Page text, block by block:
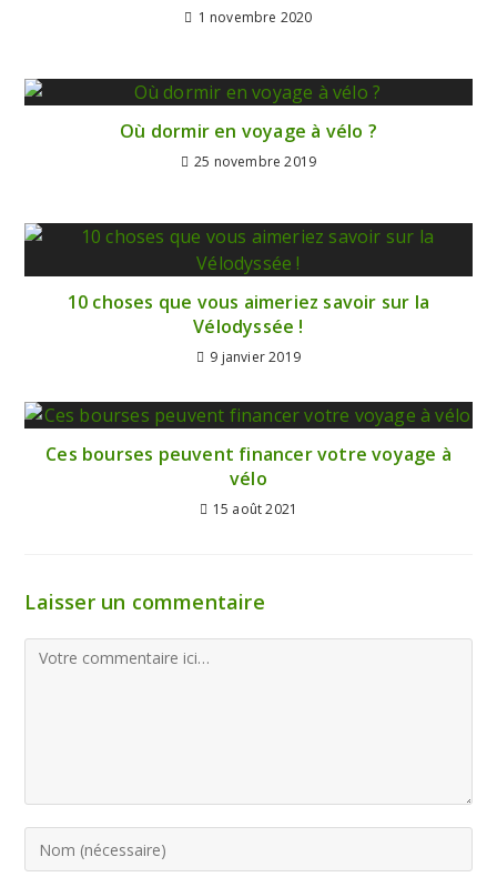
1 novembre 2020
Où dormir en voyage à vélo ?
25 novembre 2019
10 choses que vous aimeriez savoir sur la
Vélodyssée !
9 janvier 2019
Ces bourses peuvent financer votre voyage à
vélo
15 août 2021
Laisser un commentaire